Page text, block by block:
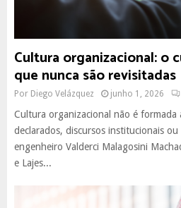
Cultura organizacional: o
que nunca são revisitadas
Por Diego Velázquez junho 1, 2026
Cultura organizacional não é formada
declarados, discursos institucionais
engenheiro Valderci Malagosini
e Lajes...